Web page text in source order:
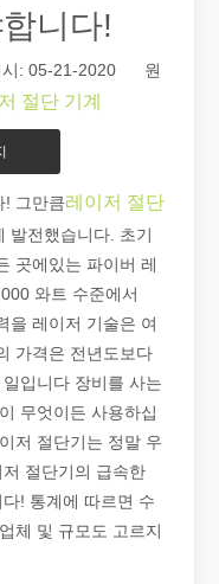
가 파이프 제조를 혁신하
니다!
: 05-21-2020 원
절단 기계
! 그만큼레이저 절단
발전했습니다. 초기
곳에있는 파이버 레
와트 수준에서
을 레이저 기술은 여
가격은 전년도보다
입니다 장비를 사는
무엇이든 사용하십
저 절단기는 정말 우
절단기의 급속한
! 통계에 따르면 수
체 및 규모도 고르지